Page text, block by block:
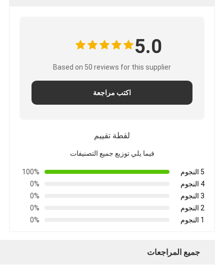
5.0
Based on 50 reviews for this supplier
اكتب مراجعة
لقطة تقييم
فيما يلي توزيع جميع التصنيفات
5 النجوم
100%
4 النجوم
0%
3 النجوم
0%
2 النجوم
0%
1 النجوم
0%
جميع المراجعات